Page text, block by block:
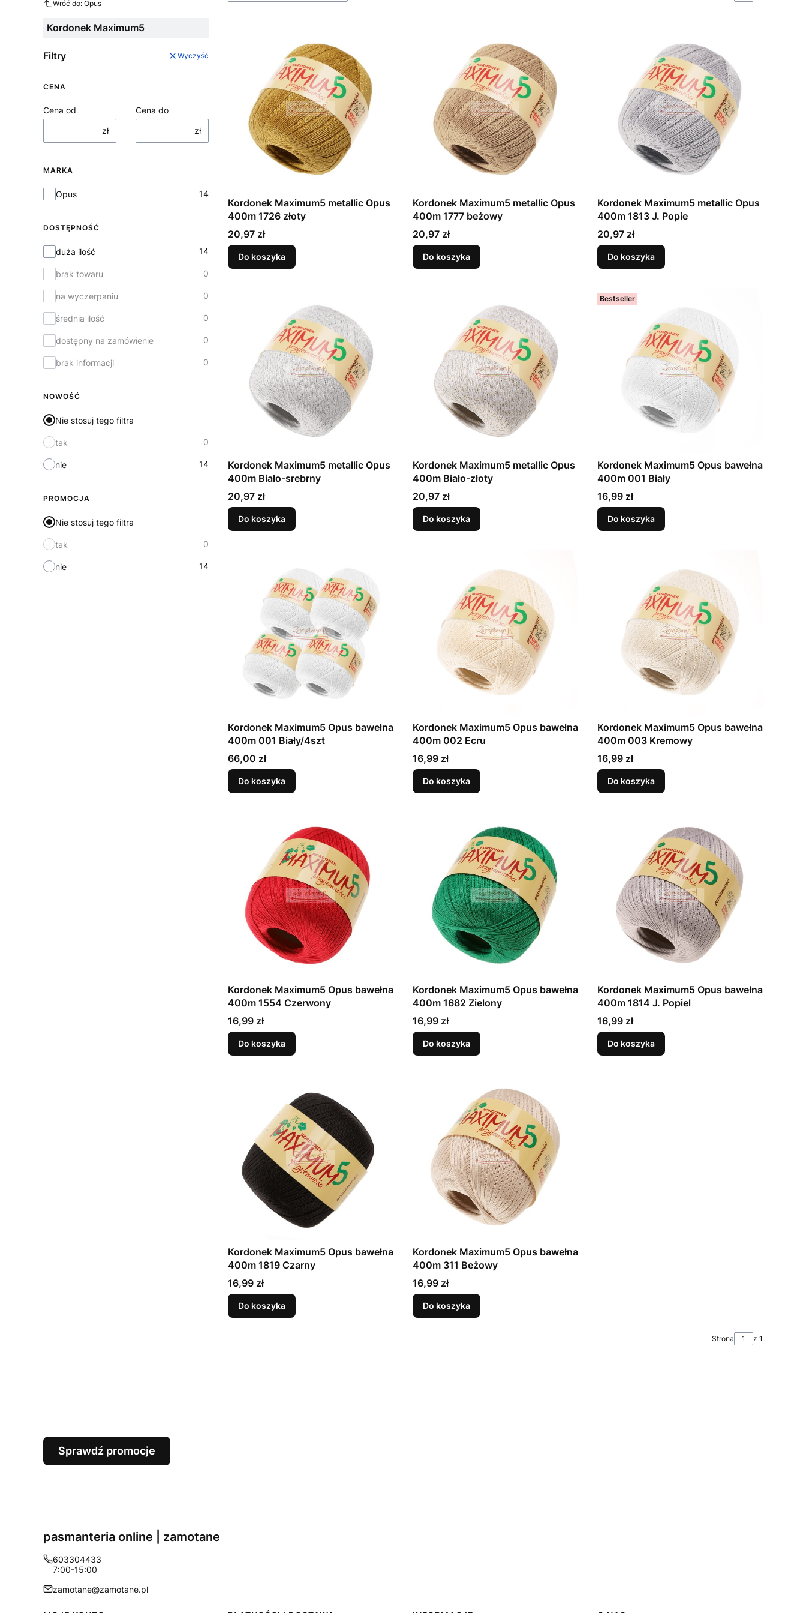
Wróć do: Opus
Kordonek Maximum5
Filtry Wyczyść
CENA
Cena od
zł
Cena do
zł
MARKA
Marka
Opus 14
DOSTĘPNOŚĆ
Dostępność
duża ilość 14
brak towaru 0
na wyczerpaniu 0
średnia ilość 0
dostępny na zamówienie 0
brak informacji 0
NOWOŚĆ
Nie stosuj tego filtra
tak 0
nie 14
PROMOCJA
Nie stosuj tego filtra
tak 0
nie 14
Kordonek Maximum5 metallic Opus
400m 1726 złoty
Cena
20,97 zł
Do koszyka
Kordonek Maximum5 metallic Opus
400m 1777 beżowy
Cena
20,97 zł
Do koszyka
Kordonek Maximum5 metallic Opus
400m 1813 J. Popie
Cena
20,97 zł
Do koszyka
Kordonek Maximum5 metallic Opus
400m Biało-srebrny
Cena
20,97 zł
Do koszyka
Kordonek Maximum5 metallic Opus
400m Biało-złoty
Cena
20,97 zł
Do koszyka
Bestseller
Kordonek Maximum5 Opus bawełna
400m 001 Biały
Cena
16,99 zł
Do koszyka
Kordonek Maximum5 Opus bawełna
400m 001 Biały/4szt
Cena
66,00 zł
Do koszyka
Kordonek Maximum5 Opus bawełna
400m 002 Ecru
Cena
16,99 zł
Do koszyka
Kordonek Maximum5 Opus bawełna
400m 003 Kremowy
Cena
16,99 zł
Do koszyka
Kordonek Maximum5 Opus bawełna
400m 1554 Czerwony
Cena
16,99 zł
Do koszyka
Kordonek Maximum5 Opus bawełna
400m 1682 Zielony
Cena
16,99 zł
Do koszyka
Kordonek Maximum5 Opus bawełna
400m 1814 J. Popiel
Cena
16,99 zł
Do koszyka
Kordonek Maximum5 Opus bawełna
400m 1819 Czarny
Cena
16,99 zł
Do koszyka
Kordonek Maximum5 Opus bawełna
400m 311 Beżowy
Cena
16,99 zł
Do koszyka
Strona z 1
Sprawdź promocje
pasmanteria online | zamotane
603304433
7:00-15:00
zamotane@zamotane.pl